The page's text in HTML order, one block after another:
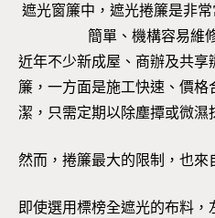
遮光窗簾中，遮光捲簾是非
簡單、機構容易維
近年不少新成屋、商辦及共
簾，一方面是施工快速、價
潔，只需定期以除塵撢或微濕
然而，捲簾最大的限制，也來
即使選用標榜全遮光的布料